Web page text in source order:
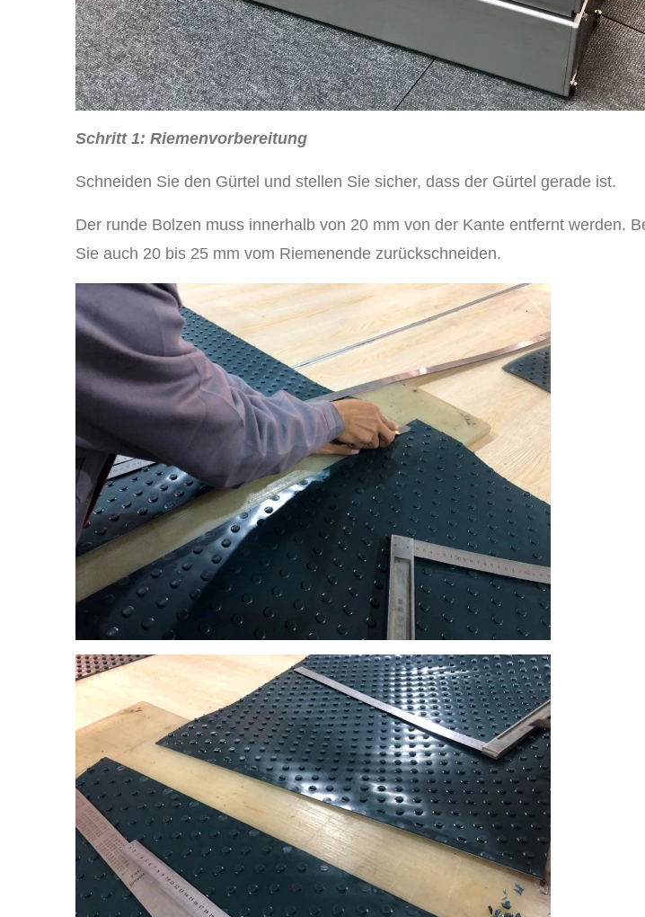
Schritt 1: Riemenvorbereitung
Schneiden Sie den Gürtel und stellen Sie sicher, dass der Gürtel gerade ist.
Der runde Bolzen muss innerhalb von 20 mm von der Kante entfernt werden.
Sie auch 20 bis 25 mm vom Riemenende zurückschneiden.